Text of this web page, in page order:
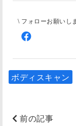
\ フォローお願いし
ボディスキャン
前の記事